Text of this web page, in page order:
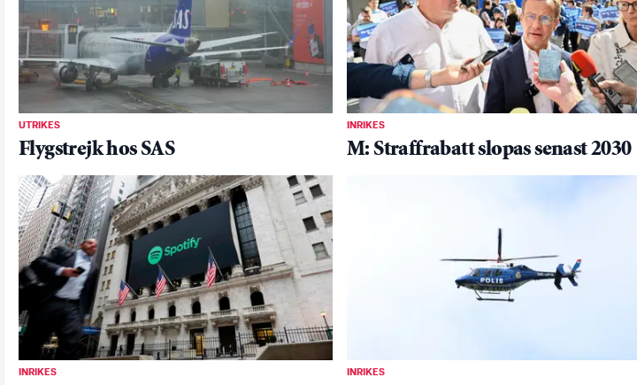
UTRIKES
Flygstrejk hos SAS
INRIKES
M: Straffrabatt slopas senast 2030
INRIKES INRIKES